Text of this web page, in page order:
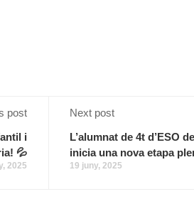
post
i
💦
2025
Next post
L’alumnat de 4t d’ESO
inicia una nova etapa
19 juny, 2025